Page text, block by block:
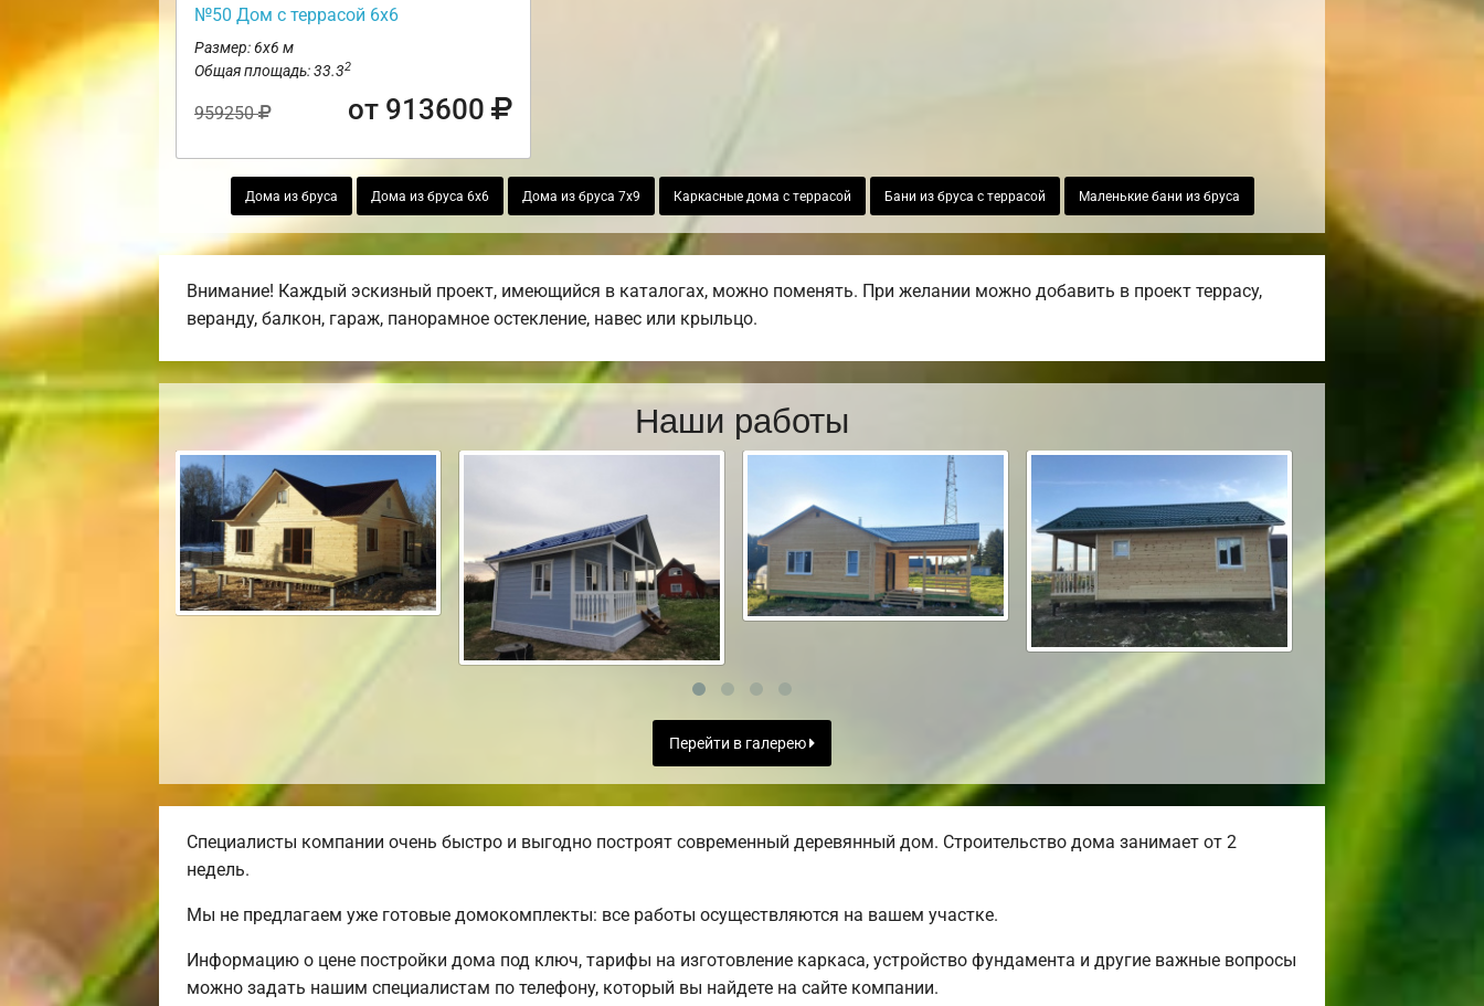
№50 Дом с террасой 6х6
Размер: 6х6 м
Общая площадь: 33.32
959250 от 913600
Дома из бруса Дома из бруса 6х6 Дома из бруса 7х9 Каркасные дома с террасой Бани из бруса с террасой Маленькие бани из бруса
Внимание! Каждый эскизный проект, имеющийся в каталогах, можно поменять. При желании можно добавить в проект террасу,
веранду, балкон, гараж, панорамное остекление, навес или крыльцо.
Наши работы
Перейти в галерею
Специалисты компании очень быстро и выгодно построят современный деревянный дом. Строительство дома занимает от 2
недель.
Мы не предлагаем уже готовые домокомплекты: все работы осуществляются на вашем участке.
Информацию о цене постройки дома под ключ, тарифы на изготовление каркаса, устройство фундамента и другие важные вопросы
можно задать нашим специалистам по телефону, который вы найдете на сайте компании.